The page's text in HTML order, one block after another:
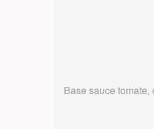
Base sauce tomate,